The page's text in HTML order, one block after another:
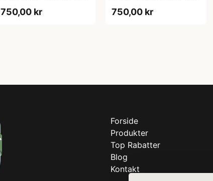
750,00 kr 750,00 kr
Forside
Produkter
Top Rabatter
Blog
Kontakt